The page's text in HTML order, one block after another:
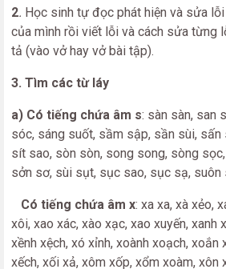
2. Học sinh tự đọc phát hiện và sửa
của mình rồi viết lỗi và cách sửa từng
tả (vào vở hay vở bài tập).
3. Tìm các từ láy
a) Có tiếng chứa âm s: sàn sàn, san
sóc, sáng suốt, sầm sập, sần sùi,
sít sao, sòn sòn, song song, sòng
sởn sơ, sùi sụt, sục sao, sục sạ, suôn
Có tiếng chứa âm x: xa xa, xà xẻo,
xôi, xao xác, xào xạc, xao xuyến, xanh
xềnh xệch, xó xỉnh, xoành xoạch, xoắn
xếch, xối xả, xôm xốp, xổm xoàm, xôn